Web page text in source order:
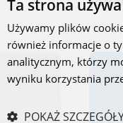
Ta strona
Używamy plików
również informacje o
analitycznym, którzy
wyniku korzystania
POKAŻ